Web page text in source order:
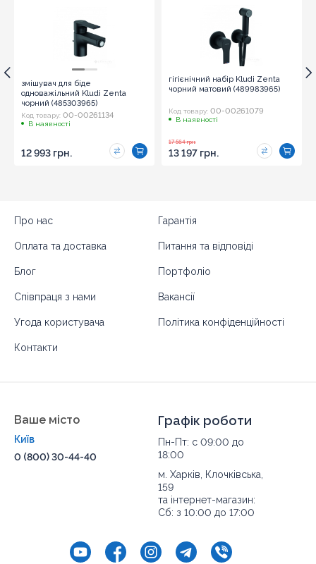
змішувач для біде
одноважільний Kludi Zenta
чорний (485303965)
Код товару: 00-00261134
В наявності
12 993 грн.
гігієнічний набір Kludi Zenta
чорний матовий (489983965)
Код товару: 00-00261079
В наявності
17 564 грн.
13 197 грн.
Про нас Гарантія
Оплата та доставка Питання та відповіді
Блог Портфоліо
Співпраця з нами Вакансії
Угода користувача Політика конфіденційності
Контакти
Ваше місто
Київ
0 (800) 30-44-40
Графік роботи
Пн-Пт: с 09:00 до
18:00
м. Харків, Клочківська,
159
та інтернет-магазин:
Сб: з 10:00 до 17:00